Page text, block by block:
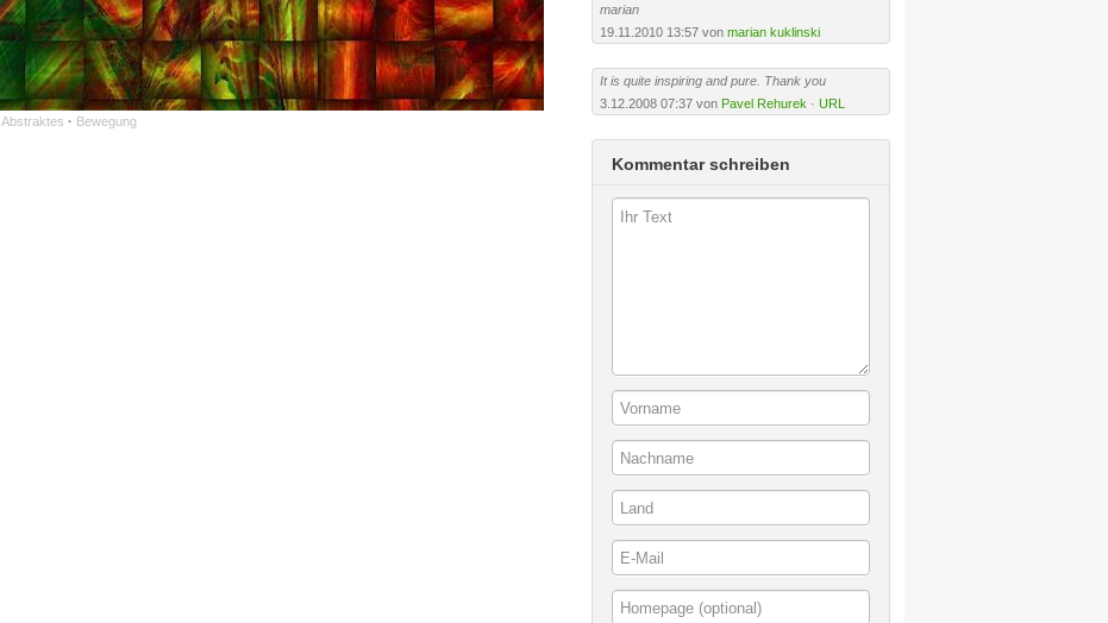
Abstraktes · Bewegung
marian
19.11.2010 13:57 von marian kuklinski
It is quite inspiring and pure. Thank you
3.12.2008 07:37 von Pavel Rehurek · URL
Kommentar schreiben